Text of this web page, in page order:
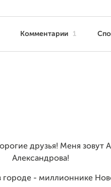
Комментарии 1
друзья! Меня зовут
Александрова!
городе - миллионнике